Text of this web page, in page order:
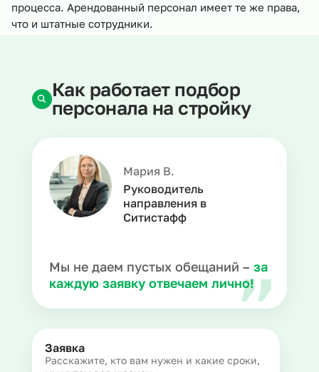
процесса. Арендованный персонал имеет те же права,
что и штатные сотрудники.
Мария В.
Руководитель
направления в
Ситистафф
Мы не даем пустых обещаний – за
каждую заявку отвечаем лично!
Как работает подбор
персонала на стройку
Заявка
Расскажите, кто вам нужен и какие сроки,